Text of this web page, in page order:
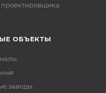
проектировщика
ОБЪЕКТЫ
заводы